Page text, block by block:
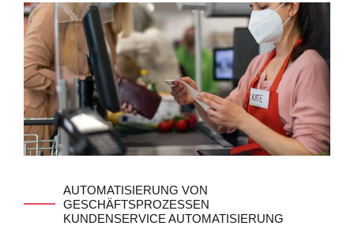
AUTOMATISIERUNG VON
GESCHÄFTSPROZESSEN
KUNDENSERVICE AUTOMATISIERUNG